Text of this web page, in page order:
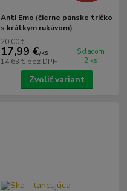
Anti Emo (čierne pánske tričko
s krátkym rukávom)
20,00 €
17,99 €/ks
14,63 € bez DPH
Skladom
2 ks
Zvoliť variant